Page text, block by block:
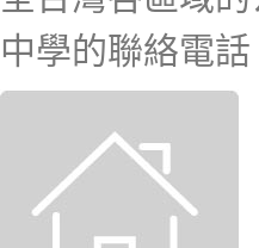
中學的聯絡電話